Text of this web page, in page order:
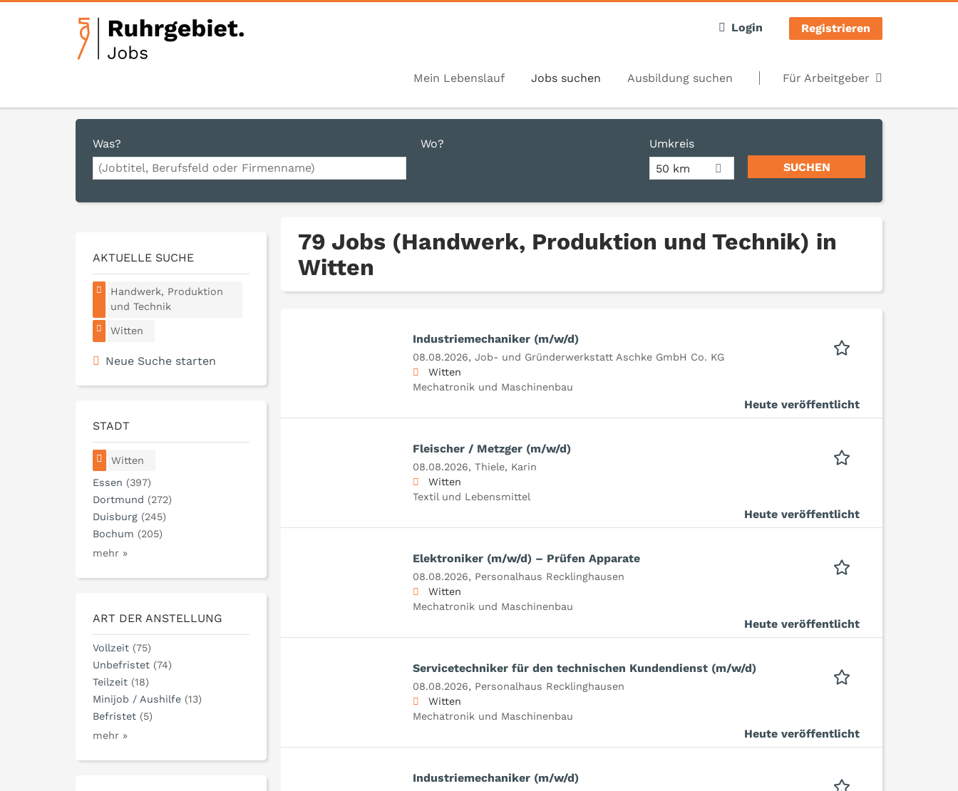
Login Registrieren
Mein Lebenslauf Jobs suchen Ausbildung suchen Für Arbeitgeber
Was? Wo?
Umkreis
50 km
79 Jobs (Handwerk, Produktion und Technik) in
Witten
Industriemechaniker (m/w/d)
08.08.2026, Job- und Gründerwerkstatt Aschke GmbH Co. KG
Witten
Mechatronik und Maschinenbau
Heute veröffentlicht
Fleischer / Metzger (m/w/d)
08.08.2026, Thiele, Karin
Witten
Textil und Lebensmittel
Heute veröffentlicht
Elektroniker (m/w/d) – Prüfen Apparate
08.08.2026, Personalhaus Recklinghausen
Witten
Mechatronik und Maschinenbau
Heute veröffentlicht
Servicetechniker für den technischen Kundendienst (m/w/d)
08.08.2026, Personalhaus Recklinghausen
Witten
Mechatronik und Maschinenbau
Heute veröffentlicht
Industriemechaniker (m/w/d)
AKTUELLE SUCHE
Handwerk, Produktion
und Technik
Witten
Neue Suche starten
STADT
Witten
Essen (397)
Dortmund (272)
Duisburg (245)
Bochum (205)
mehr »
ART DER ANSTELLUNG
Vollzeit (75)
Unbefristet (74)
Teilzeit (18)
Minijob / Aushilfe (13)
Befristet (5)
mehr »